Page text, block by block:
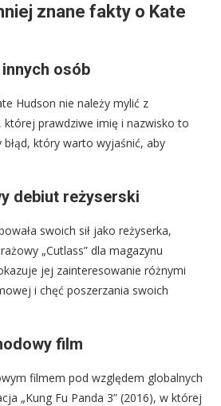
znane fakty o Kate
osób
Hudson nie należy mylić z
której prawdziwe imię i nazwisko to
który warto wyjaśnić, aby
debiut reżyserski
swoich sił jako reżyserka,
„Cutlass” dla magazynu
jej zainteresowanie różnymi
i chęć poszerzania swoich
film
filmem pod względem globalnych
„Kung Fu Panda 3” (2016), w której